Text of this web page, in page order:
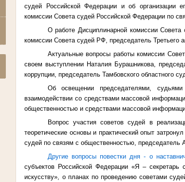
судей Российской Федерации и об организации
комиссии Совета судей Российской Федерации по
О работе Дисциплинарной комиссии
комиссии Совета судей РФ, председатель Третьего
Актуальные вопросы работы комиссии
своем выступлении Наталия Бурашникова,
коррупции, председатель Тамбовского областного
Об освещении председателями,
взаимодействии со средствами массовой
общественностью и средствами массовой
Вопрос участия советов судей в
теоретические основы и практический опыт
судей по связям с общественностью, председатель
Другие вопросы повестки дня - о
субъектов Российской Федерации «Я – секретарь
искусству», о планах по проведению советами